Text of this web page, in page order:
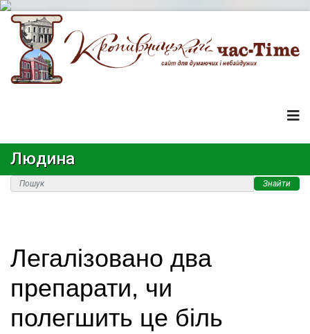
Людина
Знайти
Легалізовано два
препарати, чи
полегшить це біль